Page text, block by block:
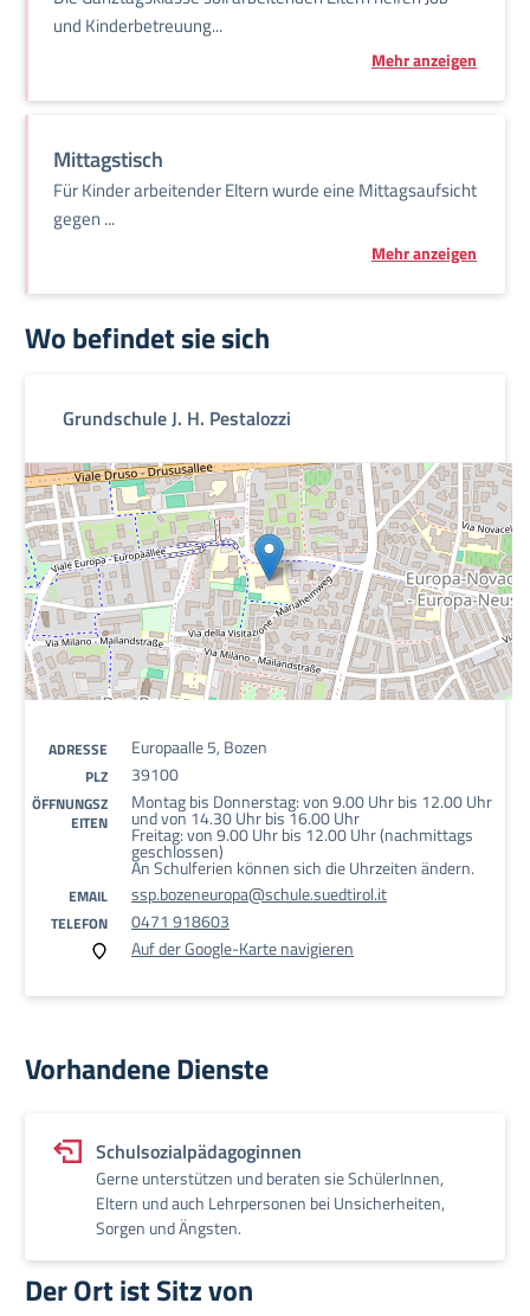
und Kinderbetreuung...
Mehr anzeigen
Mittagstisch
Für Kinder arbeitender Eltern wurde eine Mittagsaufsicht
gegen ...
Mehr anzeigen
Wo befindet sie sich
Grundschule J. H. Pestalozzi
ADRESSE Europaalle 5, Bozen
PLZ 39100
ÖFFNUNGSZ
EITEN
Montag bis Donnerstag: von 9.00 Uhr bis 12.00 Uhr
und von 14.30 Uhr bis 16.00 Uhr
Freitag: von 9.00 Uhr bis 12.00 Uhr (nachmittags
geschlossen)
An Schulferien können sich die Uhrzeiten ändern.
EMAIL ssp.bozeneuropa@schule.suedtirol.it
TELEFON
0471 918603
Auf der Google-Karte navigieren
Vorhandene Dienste
Schulsozialpädagoginnen
Gerne unterstützen und beraten sie SchülerInnen,
Eltern und auch Lehrpersonen bei Unsicherheiten,
Sorgen und Ängsten.
Der Ort ist Sitz von